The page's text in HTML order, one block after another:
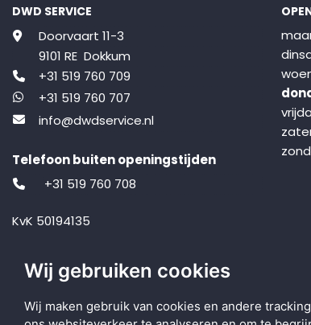
DWD SERVICE
Doorvaart 11-3
9101 RE Dokkum
+31 519 760 709
+31 519 760 707
info@dwdservice.nl
Telefoon buiten openingstijden
+31 519 760 708
KvK 50194135
Volg ons op Facebook
Volg ons op Instagram
Wij gebruiken cookies
Wij maken gebruik van cookies en andere